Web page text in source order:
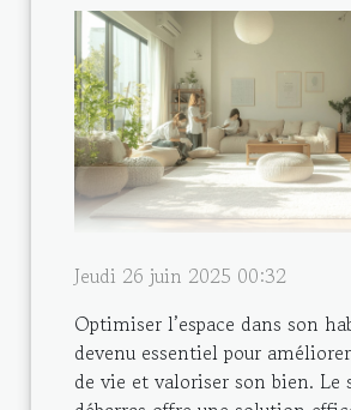
Jeudi 26 juin 2025 00:32
Optimiser l’espace dans son
devenu essentiel pour
de vie et valoriser son bien. Le